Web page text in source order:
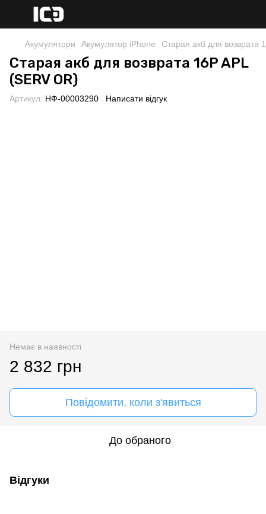
Акумулятори Акумулятор iPhone Старая акб для возврата
Старая акб для возврата 16P APL
(SERV OR)
Артикул: НФ-00003290 Написати відгук
Немає в наявності
2 832 грн
Повідомити, коли з'явиться
До обраного
Відгуки